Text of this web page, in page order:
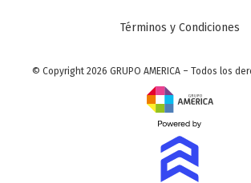
Términos y Condiciones
© Copyright 2026 GRUPO AMERICA – Todos los